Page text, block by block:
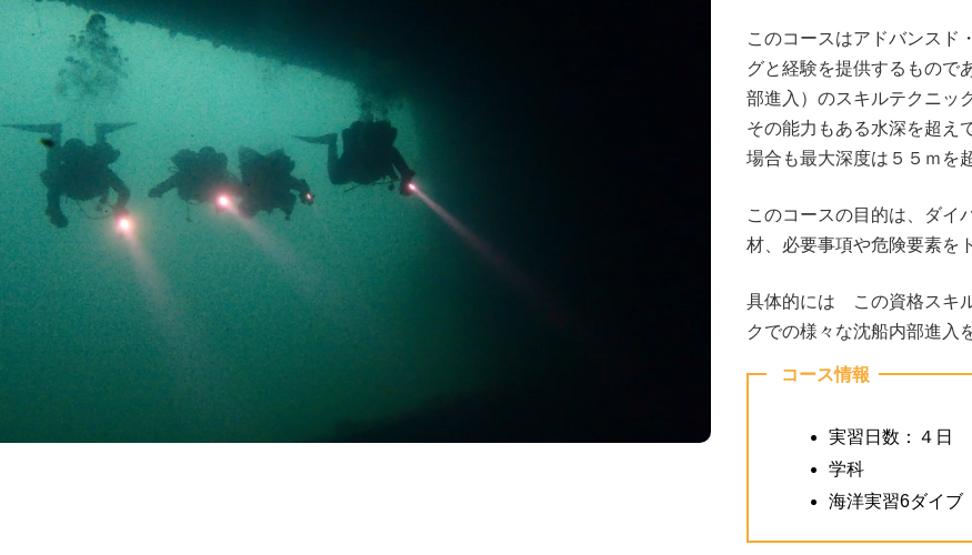
このコースはアドバンスド
グと経験を提供するもので
部進入）のスキルテクニッ
その能力もある水深を超え
場合も最大深度は５５ｍを
このコースの目的は、ダイ
材、必要事項や危険要素を
具体的には この資格スキ
クでの様々な沈船内部進入
コース情報
実習日数：４日
学科
海洋実習6ダイブ